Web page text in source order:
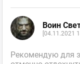
Воин
[04.11.2021
Рекомендую для